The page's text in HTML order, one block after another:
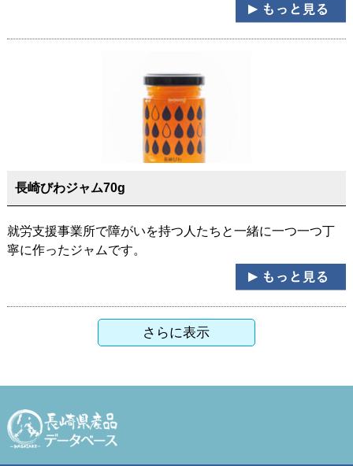
長崎びわジャム70g
就労支援事業所で障がいを持つ人たちと一緒に一つ一つ丁
寧に作ったジャムです。
さらに表示